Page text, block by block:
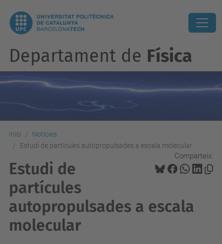
Departament de Física
Inici
Notícies
Estudi de partícules autopropulsades a escala molecular
Comparteix:
Estudi de
partícules
autopropulsades a escala
molecular